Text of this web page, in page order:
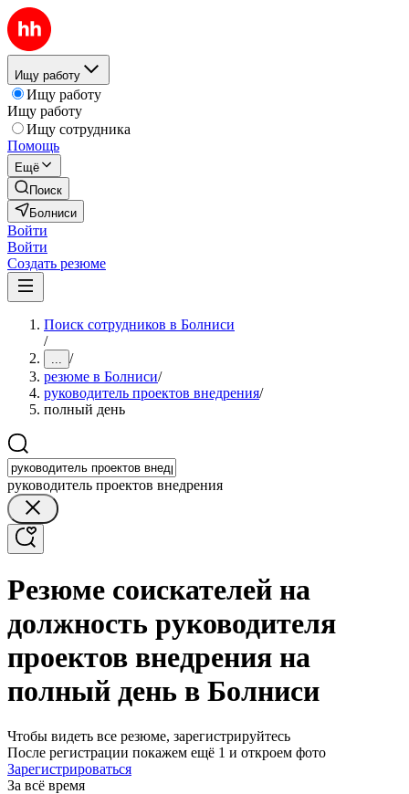
Ищу работу
Ищу работу
Ищу работу
Ищу сотрудника
Помощь
Ещё
Поиск
Болниси
Войти
Войти
Создать резюме
Поиск сотрудников в Болниси
/
... /
резюме в Болниси/
руководитель проектов внедрения/
полный день
руководитель проектов внедрения
Резюме соискателей на
должность руководителя
проектов внедрения на
полный день в Болниси
Чтобы видеть все резюме, зарегистрируйтесь
После регистрации покажем ещё 1 и откроем фото
Зарегистрироваться
За всё время